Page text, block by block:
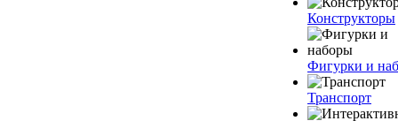
Конструкторы
Фигурки и
Транспорт